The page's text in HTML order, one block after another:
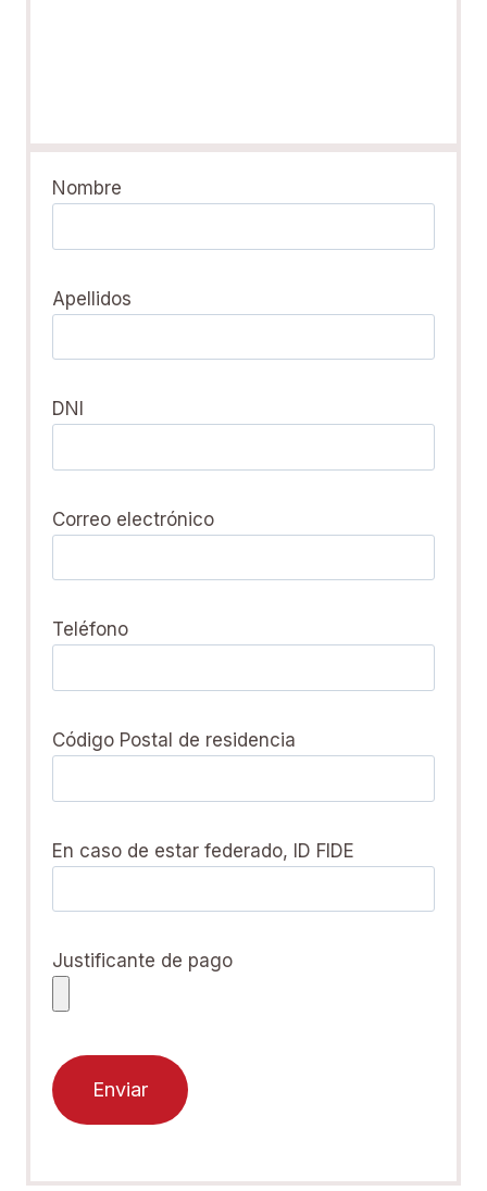
Nombre
Apellidos
DNI
Correo electrónico
Teléfono
Código Postal de residencia
En caso de estar federado, ID FIDE
Justificante de pago